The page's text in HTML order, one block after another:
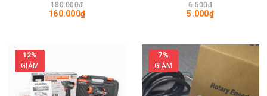
180.000₫
160.000₫
6.500₫
5.000₫
12%
GIẢM
7%
GIẢM